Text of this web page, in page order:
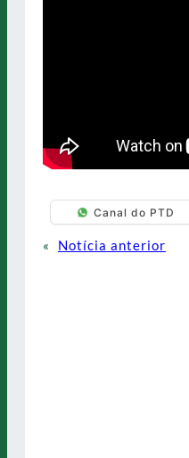
Canal do PTD
«
Notícia anterior